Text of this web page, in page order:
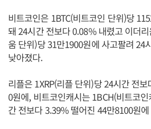
비트코인은 1BTC(비트코인 단위)당
돼 24시간 전보다 0.08% 내렸고 이더
움 단위)당 31만1900원에 사고팔려 24
낮아졌다.
리플은 1XRP(리플 단위)당 24시간 전
0원에, 비트코인캐시는 1BCH(비트코
간 전보다 3.39% 떨어진 44만8100원